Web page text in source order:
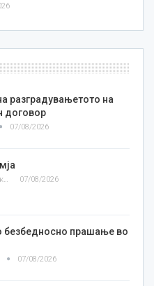
разградувањетото на
договор
07/08/2026
Златко Теодосиевски 07/08/2026
безбедносно прашање во
07/08/2026